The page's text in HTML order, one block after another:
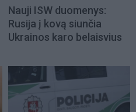
Nauji ISW duomenys:
Rusija į kovą siunčia
Ukrainos karo belaisvius